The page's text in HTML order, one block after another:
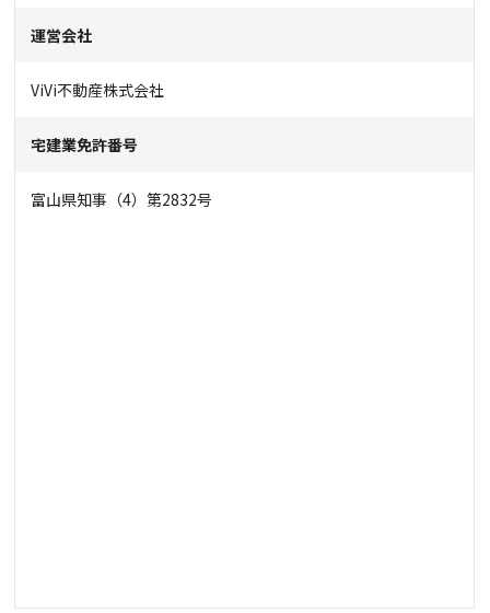
運営会社
ViVi不動産株式会社
宅建業免許番号
富山県知事（4）第2832号